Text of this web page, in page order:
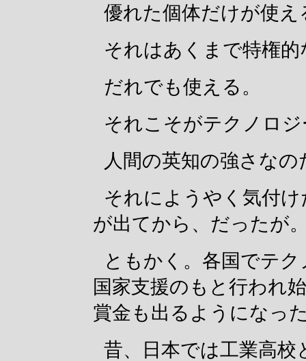
優れた個体だけが使
それはあくまで特権的
だれでも使える。
それこそがテクノロ
人間の英知の強さなの
それにようやく気付
が出てから、だったが
ともかく。各国でテ
国家支援のもと行われ
賞金も出るようになっ
昔、日本では工業高